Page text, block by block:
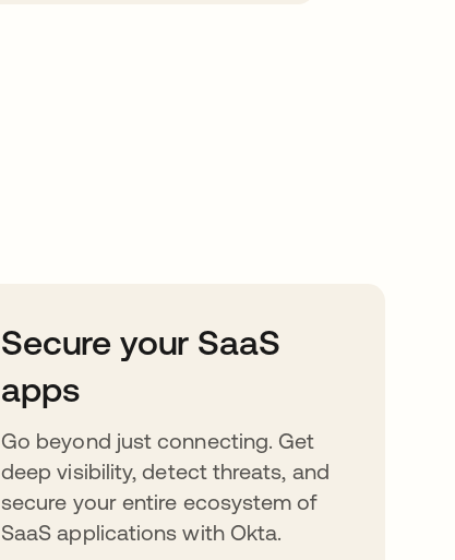
Secure your SaaS
apps
Go beyond just connecting. Get
deep visibility, detect threats, and
secure your entire ecosystem of
SaaS applications with Okta.